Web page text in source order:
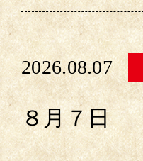
2026.08.07
８月７日